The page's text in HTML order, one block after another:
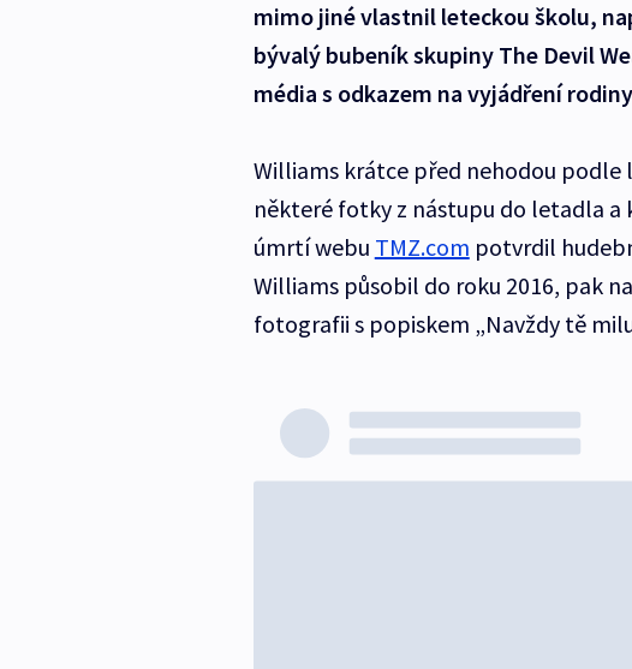
mimo jiné vlastnil leteckou školu,
bývalý bubeník skupiny The Devil
média s odkazem na vyjádření
Williams krátce před nehodou podle
některé fotky z nástupu do letadla a
úmrtí webu TMZ.com potvrdil
Williams působil do roku 2016, pak
fotografii s popiskem „Navždy tě